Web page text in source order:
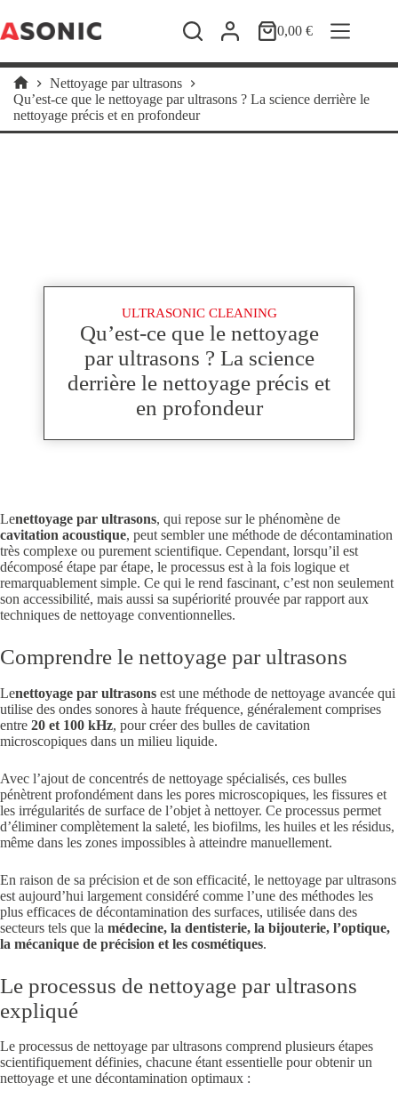
au
contenu
Panier0,00€
Accueil
Nettoyage par ultrasons
Qu’est-ce que le nettoyage par ultrasons ? La science derrière le
nettoyage précis et en profondeur
ULTRASONIC CLEANING
Qu’est-ce que le nettoyage
par ultrasons ? La science
derrière le nettoyage précis et
en profondeur
Lenettoyage par ultrasons, qui repose sur le phénomène de
cavitation acoustique, peut sembler une méthode de décontamination
très complexe ou purement scientifique. Cependant, lorsqu’il est
décomposé étape par étape, le processus est à la fois logique et
remarquablement simple. Ce qui le rend fascinant, c’est non seulement
son accessibilité, mais aussi sa supériorité prouvée par rapport aux
techniques de nettoyage conventionnelles.
Comprendre le nettoyage par ultrasons
Lenettoyage par ultrasons est une méthode de nettoyage avancée qui
utilise des ondes sonores à haute fréquence, généralement comprises
entre 20 et 100 kHz, pour créer des bulles de cavitation
microscopiques dans un milieu liquide.
Avec l’ajout de concentrés de nettoyage spécialisés, ces bulles
pénètrent profondément dans les pores microscopiques, les fissures et
les irrégularités de surface de l’objet à nettoyer. Ce processus permet
d’éliminer complètement la saleté, les biofilms, les huiles et les résidus,
même dans les zones impossibles à atteindre manuellement.
En raison de sa précision et de son efficacité, le nettoyage par ultrasons
est aujourd’hui largement considéré comme l’une des méthodes les
plus efficaces de décontamination des surfaces, utilisée dans des
secteurs tels que la médecine, la dentisterie, la bijouterie, l’optique,
la mécanique de précision et les cosmétiques.
Le processus de nettoyage par ultrasons
expliqué
Le processus de nettoyage par ultrasons comprend plusieurs étapes
scientifiquement définies, chacune étant essentielle pour obtenir un
nettoyage et une décontamination optimaux :